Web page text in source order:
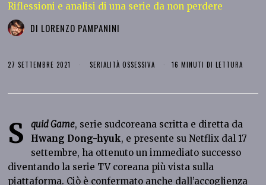
Riflessioni e analisi di una serie da non perdere
DI LORENZO PAMPANINI
27 SETTEMBRE 2021 SERIALITÀ OSSESSIVA 16 MINUTI DI LETTURA
S quid Game, serie sudcoreana scritta e diretta da
Hwang Dong-hyuk, e presente su Netflix dal 17
settembre, ha ottenuto un immediato successo
diventando la serie TV coreana più vista sulla
piattaforma. Ciò è confermato anche dall’accoglienza